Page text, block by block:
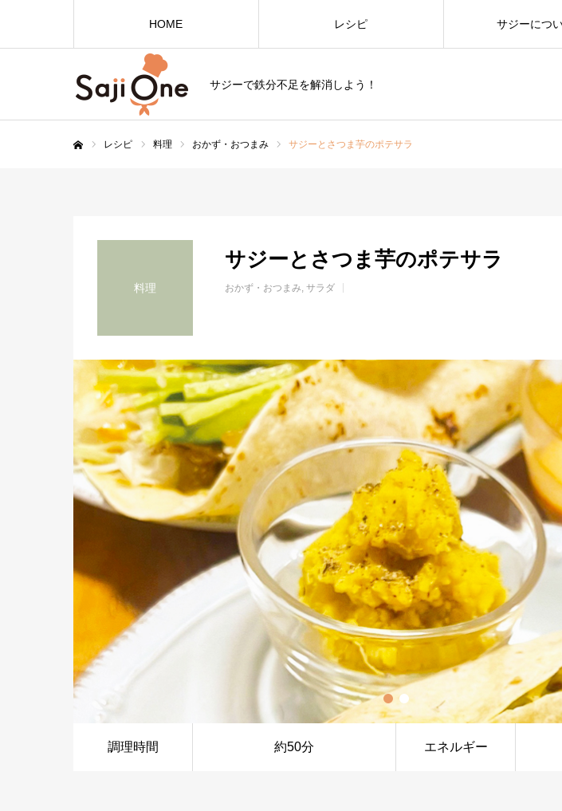
サジーで鉄分不足を解消しよう！
HOME レシピ サジーにつ
レシピ 料理 おかず・おつまみ サジーとさつま芋のポテサラ
料理
サジーとさつま芋のポテサラ
おかず・おつまみ サラダ
調理時間 約50分 エネルギー